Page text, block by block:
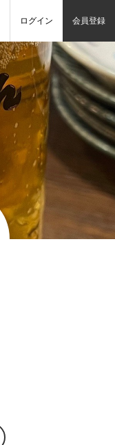
ログイン 会員登録